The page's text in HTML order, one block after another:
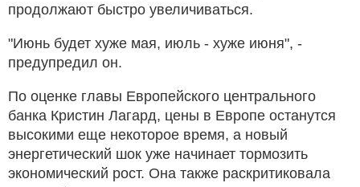
продолжают быстро увеличиваться.
"Июнь будет хуже мая, июль - хуже июня", -
предупредил он.
По оценке главы Европейского центрального
банка Кристин Лагард, цены в Европе останутся
высокими еще некоторое время, а новый
энергетический шок уже начинает тормозить
экономический рост. Она также раскритиковала